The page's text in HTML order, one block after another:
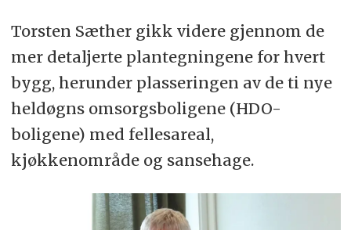
Torsten Sæther gikk videre gjennom de
mer detaljerte plantegningene for hvert
bygg, herunder plasseringen av de ti nye
heldøgns omsorgsboligene (HDO-
boligene) med fellesareal,
kjøkkenområde og sansehage.